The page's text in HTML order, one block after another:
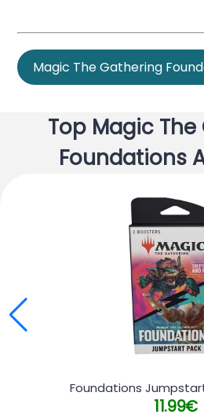
Magic The Gathering
Top Magic
Foundations
Foundations
11.99€